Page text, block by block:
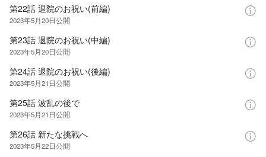
第22話 退院のお祝い(前編)
2023年5月20日公開
第23話 退院のお祝い(中編)
2023年5月20日公開
第24話 退院のお祝い(後編)
2023年5月21日公開
第25話 波乱の後で
2023年5月21日公開
第26話 新たな挑戦へ
2023年5月22日公開